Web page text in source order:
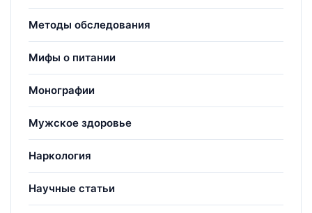
Методы обследования
Мифы о питании
Монографии
Мужское здоровье
Наркология
Научные статьи